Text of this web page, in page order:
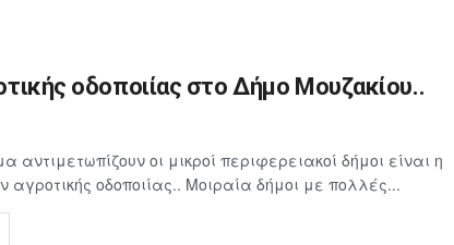
οδοποιίας στο Δήμο Μουζακίου..
οι μικροί περιφερειακοί δήμοι είναι η
οδοποιίας.. Μοιραία δήμοι με πολλές...